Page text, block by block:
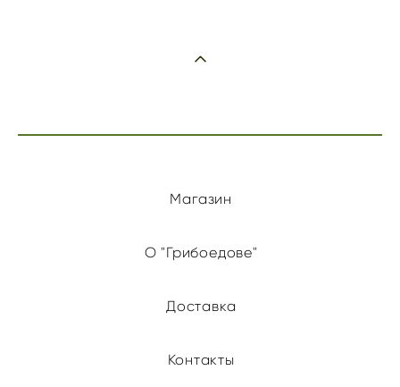
Магазин
О "Грибоедове"
Доставка
Контакты